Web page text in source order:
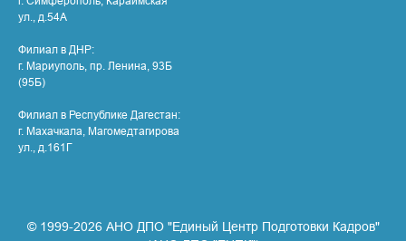
ул., д.54А
Филиал в ДНР:
г. Мариуполь, пр. Ленина, 93Б
(95Б)
Филиал в Республике Дагестан:
г. Махачкала, Магомедтагирова
ул., д.161Г
© 1999-2026 АНО ДПО "Единый Центр Подготовки Кадров"